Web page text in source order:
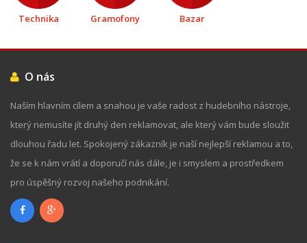
Technika Gramofony Bazar
O nás
Naším hlavním cílem a snahou je vaše radost z hudebního nástroje,
který nemusíte jít druhý den reklamovat, ale který vám bude sloužit
dlouhou řadu let. Spokojený zákazník je naší nejlepší reklamou a to,
že se k nám vrátí a doporučí nás dále, je i smyslem a prostředkem
pro úspěšný rozvoj našeho podnikání.